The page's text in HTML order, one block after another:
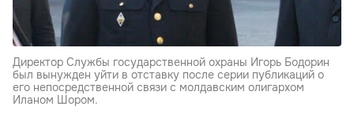
Директор Службы государственной охраны Игорь Бодорин
был вынужден уйти в отставку после серии публикаций о
его непосредственной связи с молдавским олигархом
Иланом Шором.